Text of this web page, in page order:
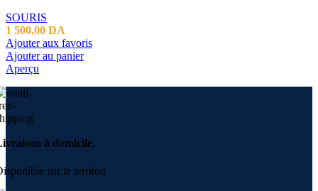
SOURIS
1 500,00 DA
Ajouter aux favoris
Ajouter au panier
Aperçu
à domicile.
sur le territoir